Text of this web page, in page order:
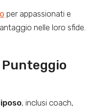
per appassionati e
nelle loro sfide.
Punteggio
, inclusi coach,